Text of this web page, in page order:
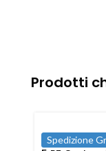
Prodotti
Spedizione